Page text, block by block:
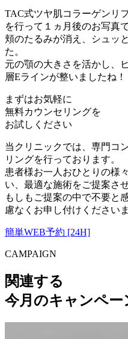
TAC式ツヤ肌コラーゲンリ
を行って１ヵ月後のお写真で
頬のたるみが消え、シュッ
た。
元の顎の大きさを活かし、
層Eラインが整いましたね！
まずはお気軽に
無料カウンセリングを
お試しください
当クリニックでは、専門コ
リングを行っております。
患者様お一人おひとりの様
い、最適な施術をご提案さ
もしもご提案の中で不要と
慮なくお申し付けくださいま
簡単WEB予約 [24H]
CAMPAIGN
関連する
今月のキャンペー